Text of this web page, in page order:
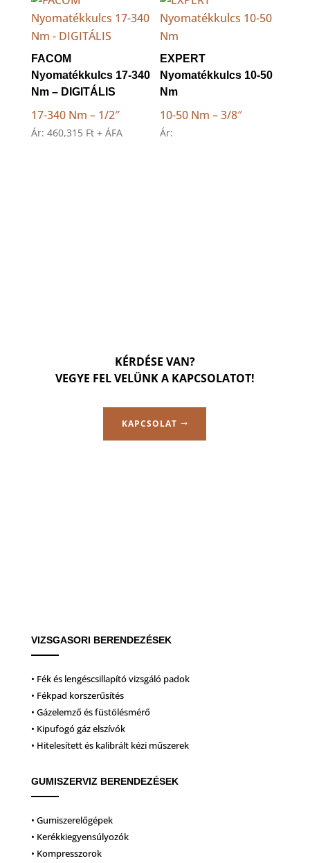
FACOM
Nyomatékkulcs 17-340
Nm – DIGITÁLIS
17-340 Nm – 1/2″
Ár: 460,315 Ft + ÁFA
EXPERT
Nyomatékkulcs 10-50
Nm
10-50 Nm – 3/8″
Ár:
KÉRDÉSE VAN?
VEGYE FEL VELÜNK A KAPCSOLATOT!
KAPCSOLAT
VIZSGASORI BERENDEZÉSEK
• Fék és lengéscsillapító vizsgáló padok
• Fékpad korszerűsítés
• Gázelemző és füstölésmérő
• Kipufogó gáz elszívók
• Hitelesített és kalibrált kézi műszerek
GUMISZERVIZ BERENDEZÉSEK
• Gumiszerelőgépek
• Kerékkiegyensúlyozók
• Kompresszorok